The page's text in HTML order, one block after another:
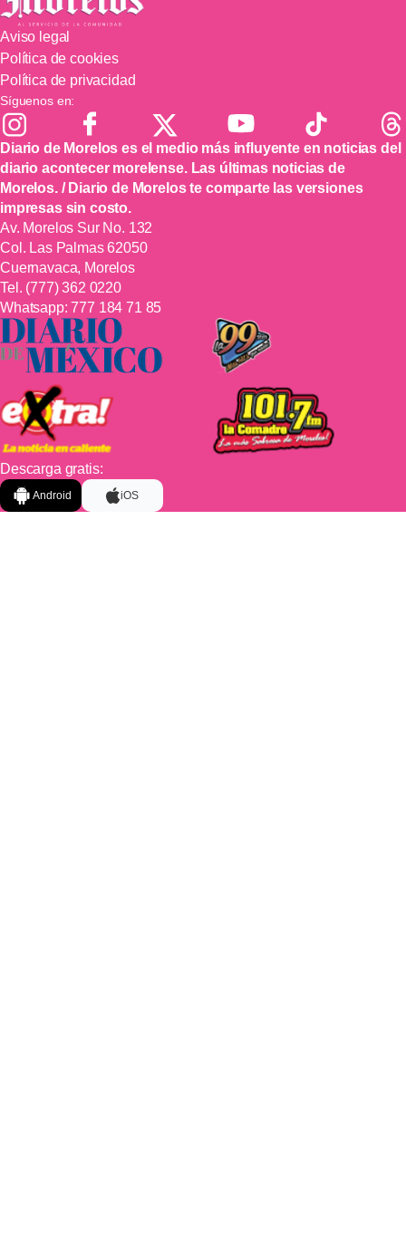
Aviso legal
Política de cookies
Política de privacidad
Síguenos en:
Diario de Morelos es el medio más influyente en noticias del
diario acontecer morelense. Las últimas noticias de
Morelos. / Diario de Morelos te comparte las versiones
impresas sin costo.
Av. Morelos Sur No. 132
Col. Las Palmas 62050
Cuernavaca, Morelos
Tel. (777) 362 0220
Whatsapp:777 184 71 85
Descarga gratis:
Android iOS